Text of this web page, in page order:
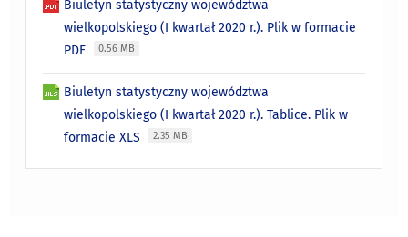
Biuletyn statystyczny województwa
wielkopolskiego (I kwartał 2020 r.). Plik w formacie
PDF
0.56 MB
Biuletyn statystyczny województwa
wielkopolskiego (I kwartał 2020 r.). Tablice. Plik w
formacie XLS
2.35 MB